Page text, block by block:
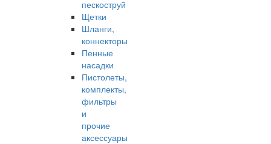
пескоструй
Щетки
Шланги,
коннекторы
Пенные
насадки
Пистолеты,
комплекты,
фильтры
и
прочие
аксессуары